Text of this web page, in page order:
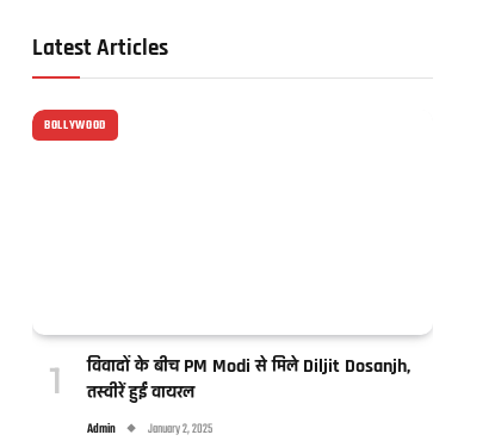
Latest Articles
BOLLYWOOD
विवादों के बीच PM Modi से मिले Diljit Dosanjh,
तस्वीरें हुईं वायरल
Admin January 2, 2025